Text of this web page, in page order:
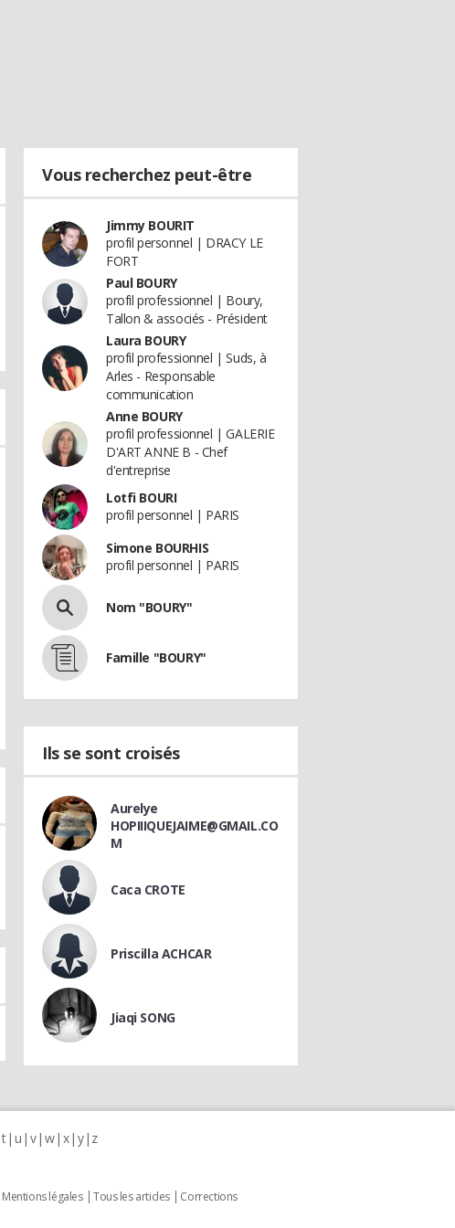
Vous recherchez peut-être
Jimmy BOURIT
profil personnel | DRACY LE
FORT
Paul BOURY
profil professionnel | Boury,
Tallon & associés - Président
Laura BOURY
profil professionnel | Suds, à
Arles - Responsable
communication
Anne BOURY
profil professionnel | GALERIE
D'ART ANNE B - Chef
d'entreprise
Lotfi BOURI
profil personnel | PARIS
Simone BOURHIS
profil personnel | PARIS
Nom "BOURY"
Famille "BOURY"
Ils se sont croisés
Aurelye
HOPIIIQUEJAIME@GMAIL.CO
M
Caca CROTE
Priscilla ACHCAR
Jiaqi SONG
t u v w x y z
Mentions légales Tous les articles
Corrections